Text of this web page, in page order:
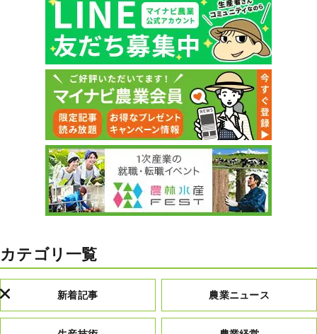
カテゴリ一覧
新着記事 農業ニュース